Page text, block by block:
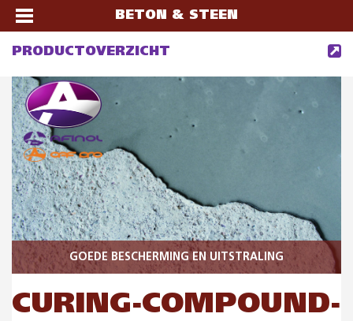
BETON & STEEN
PRODUCTOVERZICHT
GOEDE BESCHERMING EN UITSTRALING
CURING-COMPOUND-